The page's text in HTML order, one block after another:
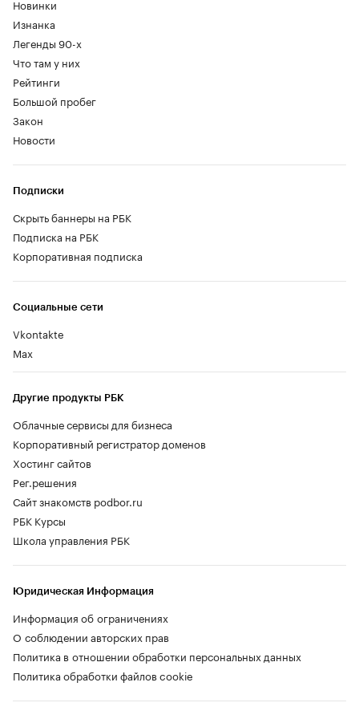
Новинки
Изнанка
Легенды 90-х
Что там у них
Рейтинги
Большой пробег
Закон
Новости
Социальные сети
Vkontakte
Max
Другие продукты РБК
Облачные сервисы для бизнеса
Корпоративный регистратор доменов
Хостинг сайтов
Рег.решения
Сайт знакомств podbor.ru
РБК Курсы
Школа управления РБК
Подписки
Скрыть баннеры на РБК
Подписка на РБК
Корпоративная подписка
Юридическая Информация
Информация об ограничениях
О соблюдении авторских прав
Политика в отношении обработки персональных данных
Политика обработки файлов cookie